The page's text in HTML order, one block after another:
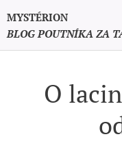
MYSTÉRION
BLOG POUTNÍKA ZA
O